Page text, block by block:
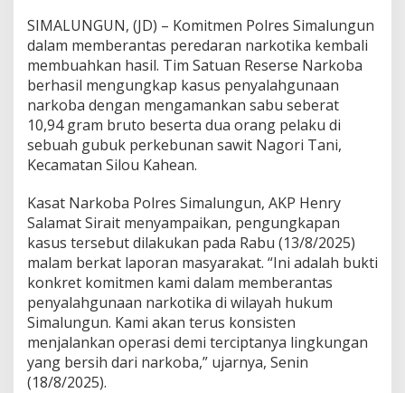
u
a
P
e
n
g
e
d
a
r
A
m
a
n
k
a
n
1
0
,
9
SIMALUNGUN, (JD) – Komitmen Polres Simalungun
dalam memberantas peredaran narkotika kembali
membuahkan hasil. Tim Satuan Reserse Narkoba
berhasil mengungkap kasus penyalahgunaan
narkoba dengan mengamankan sabu seberat
10,94 gram bruto beserta dua orang pelaku di
sebuah gubuk perkebunan sawit Nagori Tani,
Kecamatan Silou Kahean.
Kasat Narkoba Polres Simalungun, AKP Henry
Salamat Sirait menyampaikan, pengungkapan
kasus tersebut dilakukan pada Rabu (13/8/2025)
malam berkat laporan masyarakat. “Ini adalah bukti
konkret komitmen kami dalam memberantas
penyalahgunaan narkotika di wilayah hukum
Simalungun. Kami akan terus konsisten
menjalankan operasi demi terciptanya lingkungan
yang bersih dari narkoba,” ujarnya, Senin
(18/8/2025).